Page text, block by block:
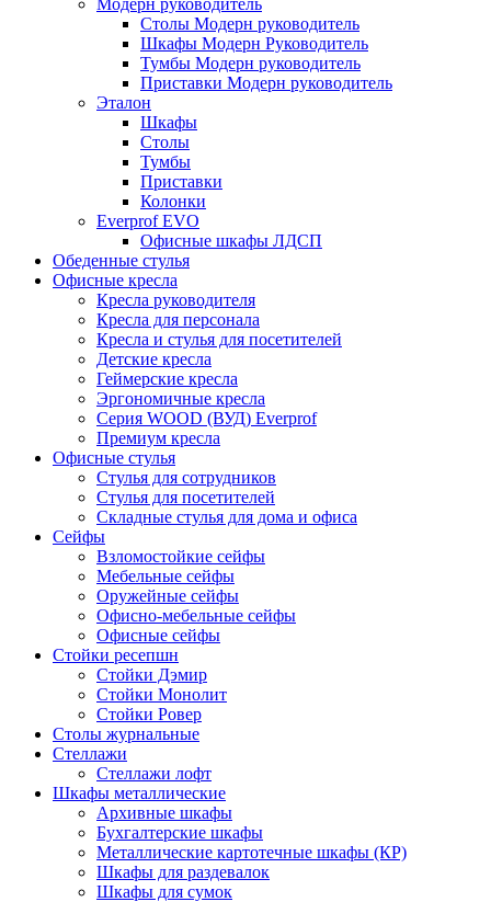
Столы Модерн руководитель
Шкафы Модерн Руководитель
Тумбы Модерн руководитель
Приставки Модерн руководитель
Эталон
Шкафы
Столы
Тумбы
Приставки
Колонки
Everprof EVO
Офисные шкафы ЛДСП
Обеденные стулья
Офисные кресла
Кресла руководителя
Кресла для персонала
Кресла и стулья для посетителей
Детские кресла
Геймерские кресла
Эргономичные кресла
Серия WOOD (ВУД) Everprof
Премиум кресла
Офисные стулья
Стулья для сотрудников
Стулья для посетителей
Складные стулья для дома и офиса
Сейфы
Взломостойкие сейфы
Мебельные сейфы
Оружейные сейфы
Офисно-мебельные сейфы
Офисные сейфы
Стойки ресепшн
Стойки Дэмир
Стойки Монолит
Стойки Ровер
Столы журнальные
Стеллажи
Стеллажи лофт
Шкафы металлические
Архивные шкафы
Бухгалтерские шкафы
Металлические картотечные шкафы (КР)
Шкафы для раздевалок
Шкафы для сумок